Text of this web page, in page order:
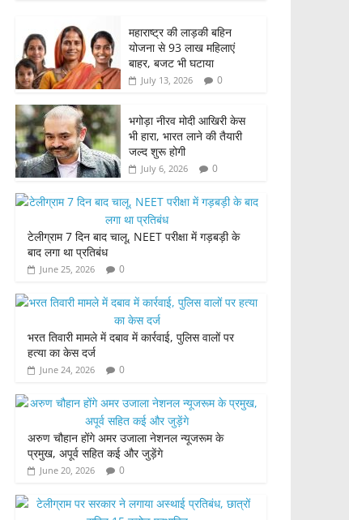
c
e
b
o
o
k
er s
A
p
p
ar
e
महाराष्ट्र की लाड़की बहिन
योजना से 93 लाख महिलाएं
बाहर, बजट भी घटाया
July 13, 2026 0
भगोड़ा नीरव मोदी आखिरी केस
भी हारा, भारत लाने की तैयारी
जल्द शुरू होगी
July 6, 2026 0
टेलीग्राम 7 दिन बाद चालू, NEET परीक्षा में गड़बड़ी के
बाद लगा था प्रतिबंध
June 25, 2026 0
भरत तिवारी मामले में दबाव में कार्रवाई, पुलिस वालों पर
हत्या का केस दर्ज
June 24, 2026 0
अरुण चौहान होंगे अमर उजाला नेशनल न्यूजरूम के
प्रमुख, अपूर्व सहित कई और जुड़ेंगे
June 20, 2026 0